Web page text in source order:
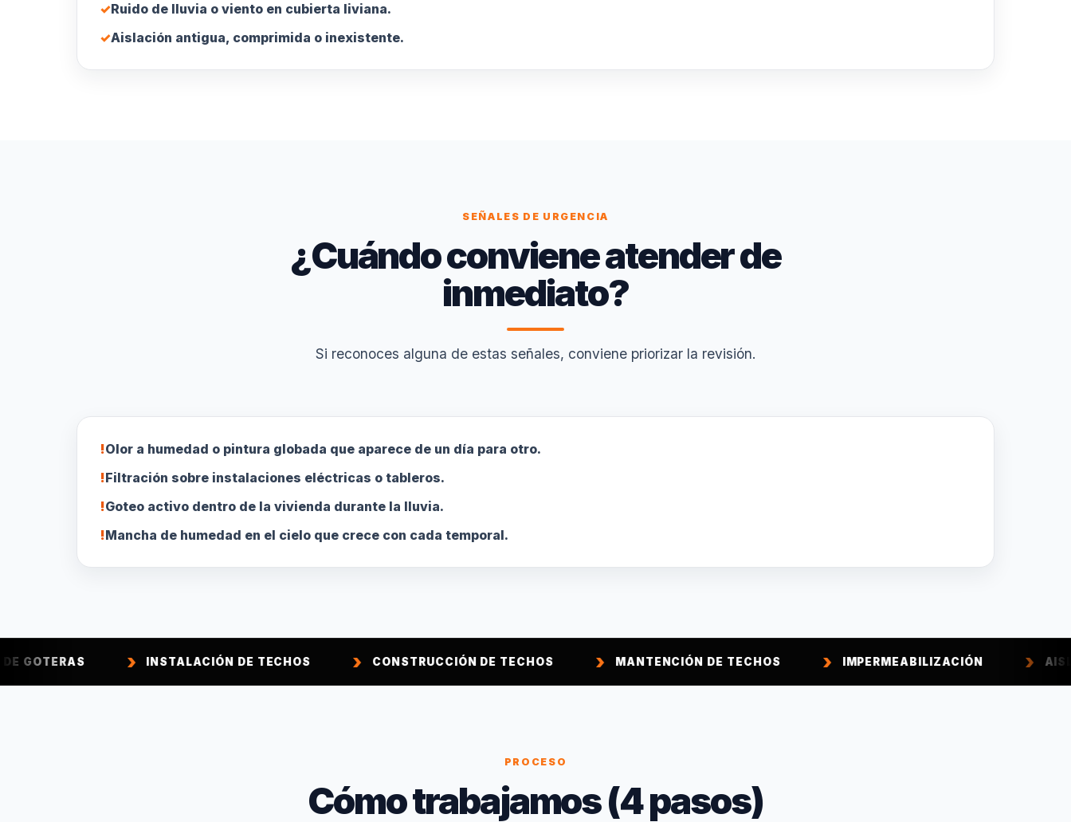
✓Ruido de lluvia o viento en cubierta liviana.
✓Aislación antigua, comprimida o inexistente.
SEÑALES DE URGENCIA
¿Cuándo conviene atender de
inmediato?
Si reconoces alguna de estas señales, conviene priorizar la revisión.
!Olor a humedad o pintura globada que aparece de un día para otro.
!Filtración sobre instalaciones eléctricas o tableros.
!Goteo activo dentro de la vivienda durante la lluvia.
!Mancha de humedad en el cielo que crece con cada temporal.
INSTALACIÓN DE TECHOS CONSTRUCCIÓN DE TECHOS MANTENCIÓN DE TECHOS IMPERMEABILIZACIÓN AISLACIÓN
PROCESO
Cómo trabajamos (4 pasos)